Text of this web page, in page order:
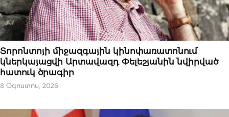
ԱԶԳԱՅԻՆ
Տորոնտոյի միջազգային կինոփառատոնում
կներկայացվի Արտավազդ Փելեշյանին նվիրված
հատուկ ծրագիր
8 Օգոստոս, 2026